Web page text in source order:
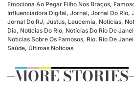
Emociona Ao Pegar Filho Nos Braços,
Influenciadora Digital, Jornal, Jornal Do RIo,
Jornal Do RJ, Justus, Leucemia, Notícias,
Dia, Notícias Do Rio, Notícias Do Rio De
Noticias Sobre Os Famosos, Rio, Rio De
Saúde, Últimas Notícias
MORE STORIES